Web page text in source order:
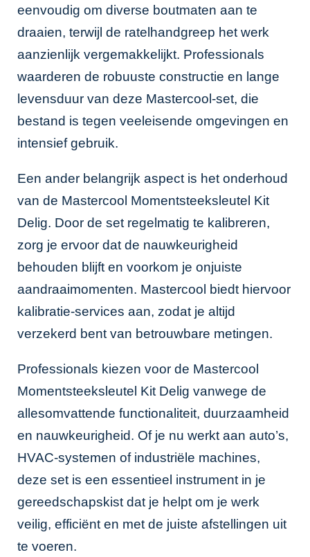
eenvoudig om diverse boutmaten aan te
draaien, terwijl de ratelhandgreep het werk
aanzienlijk vergemakkelijkt. Professionals
waarderen de robuuste constructie en lange
levensduur van deze Mastercool-set, die
bestand is tegen veeleisende omgevingen en
intensief gebruik.
Een ander belangrijk aspect is het onderhoud
van de Mastercool Momentsteeksleutel Kit
Delig. Door de set regelmatig te kalibreren,
zorg je ervoor dat de nauwkeurigheid
behouden blijft en voorkom je onjuiste
aandraaimomenten. Mastercool biedt hiervoor
kalibratie-services aan, zodat je altijd
verzekerd bent van betrouwbare metingen.
Professionals kiezen voor de Mastercool
Momentsteeksleutel Kit Delig vanwege de
allesomvattende functionaliteit, duurzaamheid
en nauwkeurigheid. Of je nu werkt aan auto’s,
HVAC-systemen of industriële machines,
deze set is een essentieel instrument in je
gereedschapskist dat je helpt om je werk
veilig, efficiënt en met de juiste afstellingen uit
te voeren.